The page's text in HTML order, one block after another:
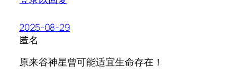
2025-08-29
匿名
原来谷神星曾可能适宜生命存在！